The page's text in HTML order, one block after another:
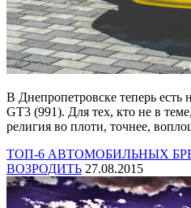
В Днепропетровске теперь
GT3 (991). Для тех, кто не в
религия во плоти, точнее,
ТОП-6 АВТОМОБИЛЬНЫХ
ВОЗРОДИТЬ 27.08.2015